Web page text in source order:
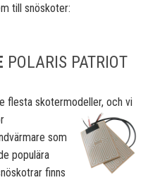
till snöskoter:
POLARIS PATRIOT
flesta skotermodeller, och vi
som
populära
finns